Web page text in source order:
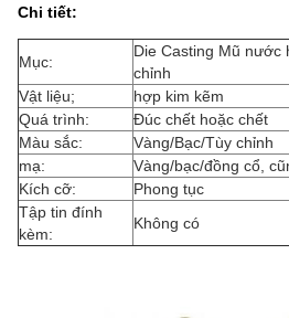
Chi tiết:
Mục:
Die Casting Mũ nước
chỉnh
Vật liệu;
hợp kim kẽm
Quá trình:
Đúc chết hoặc chết
Màu sắc:
Vàng/Bạc/Tùy chỉnh
mạ:
Vàng/bạc/đồng cổ,
Kích cỡ:
Phong tục
Tập tin đính
kèm:
Không có